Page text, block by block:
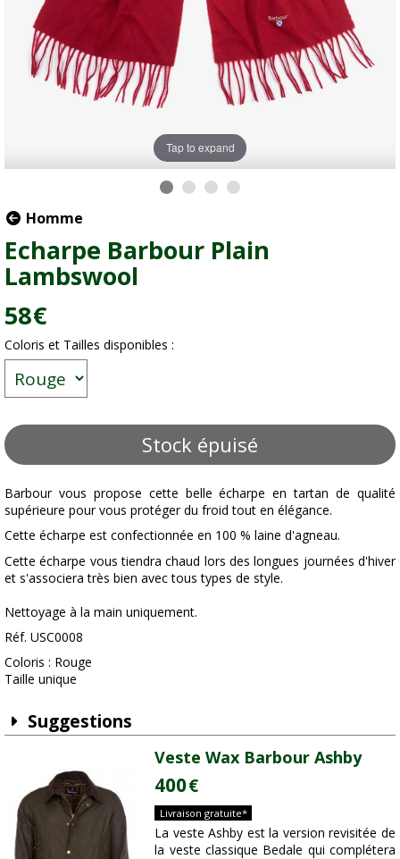
Tap to expand
Homme
Echarpe Barbour Plain
Lambswool
58€
Coloris et Tailles disponibles :
Stock épuisé
Barbour vous propose cette belle écharpe en tartan de qualité
supérieure pour vous protéger du froid tout en élégance.
Cette écharpe est confectionnée en 100 % laine d'agneau.
Cette écharpe vous tiendra chaud lors des longues journées d'hiver
et s'associera très bien avec tous types de style.
Nettoyage à la main uniquement.
Réf. USC0008
Coloris : Rouge
Taille unique
Suggestions
Veste Wax Barbour Ashby
400€
Livraison gratuite*
La veste Ashby est la version revisitée de
la veste classique Bedale qui complétera